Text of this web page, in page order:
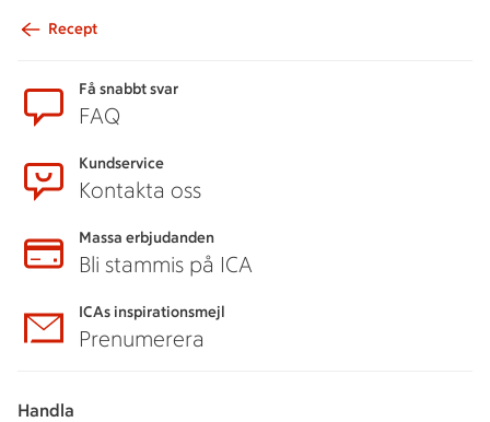
Recept
Få snabbt svar
FAQ
Kundservice
Kontakta oss
Massa erbjudanden
Bli stammis på ICA
ICAs inspirationsmejl
Prenumerera
Handla